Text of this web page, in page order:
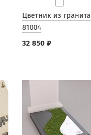
Цветник из гранита
81004
32 850 ₽